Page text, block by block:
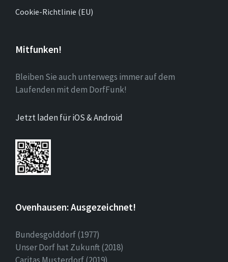
Cookie-Richtlinie (EU)
Mitfunken!
Bleiben Sie auch unterwegs immer auf dem
Laufenden mit dem DorfFunk!
Jetzt laden für iOS & Android
Ovenhausen: Ausgezeichnet!
Bundesgolddorf (1977)
Unser Dorf hat Zukunft (2018)